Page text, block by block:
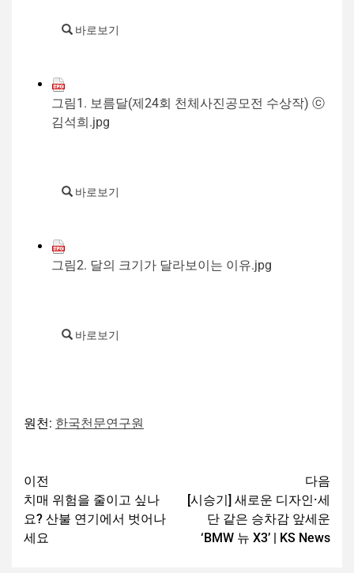
바로보기
그림1. 보름달(제24회 천체사진공모전 수상작) ⓒ
김석희.jpg
바로보기
그림2. 달의 크기가 달라보이는 이유.jpg
바로보기
원천: 한국천문연구원
이전
치매 위험을 줄이고 싶나
요? 산불 연기에서 벗어나
세요
다음
[시승기] 새로운 디자인·세
단 같은 승차감 앞세운
‘BMW 뉴 X3’ | KS News